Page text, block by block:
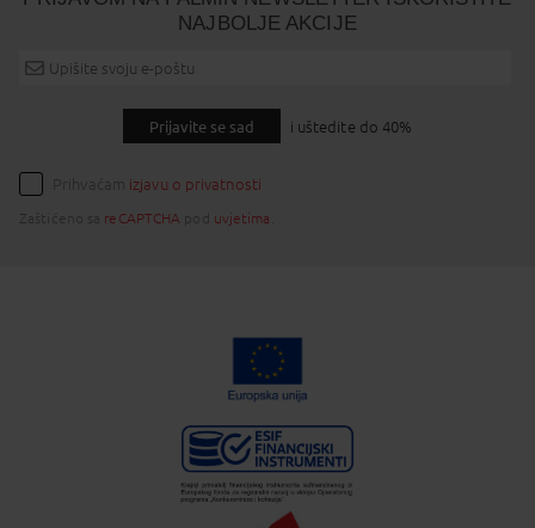
NAJBOLJE AKCIJE
Prijavite se sad i uštedite do 40%
Prihvaćam izjavu o privatnosti
Zaštićeno sa reCAPTCHA uvjetima